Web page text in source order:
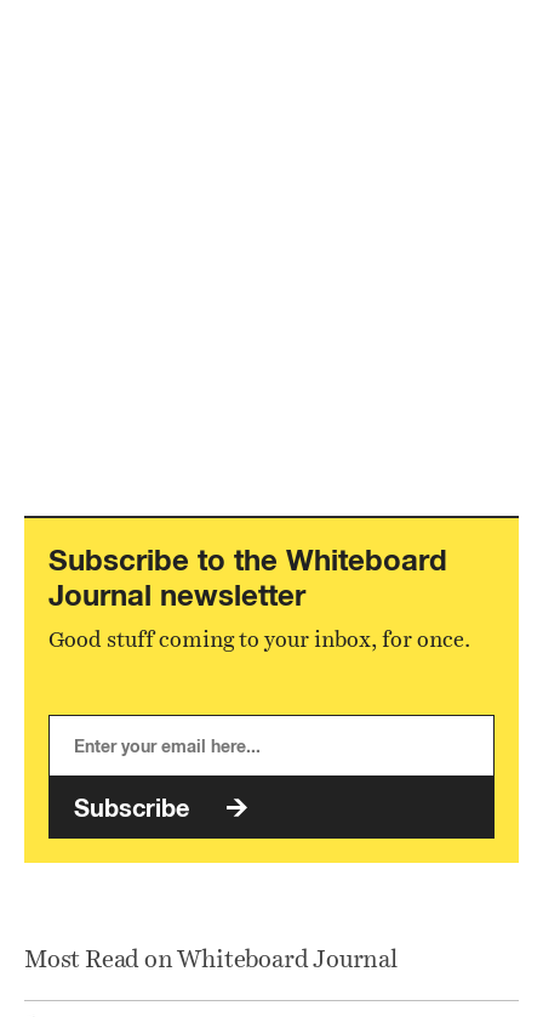
Subscribe to the Whiteboard
Journal newsletter
Good stuff coming to your inbox, for once.
Subscribe
Most Read on Whiteboard Journal